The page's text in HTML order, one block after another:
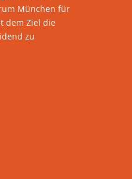
München für
dem Ziel die
zu